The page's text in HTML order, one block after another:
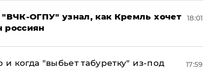
"ВЧК-ОГПУ" узнал, как Кремль хочет
россиян
18:01
и когда "выбьет табуретку" из-под
17:59